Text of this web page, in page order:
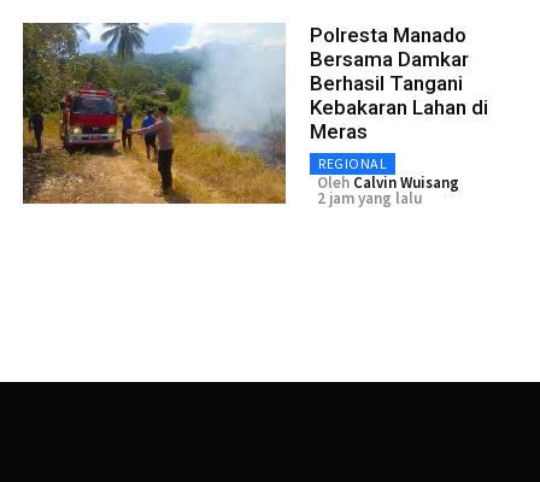
Polresta Manado
Bersama Damkar
Berhasil Tangani
Kebakaran Lahan di
Meras
REGIONAL
Oleh Calvin Wuisang
2 jam yang lalu